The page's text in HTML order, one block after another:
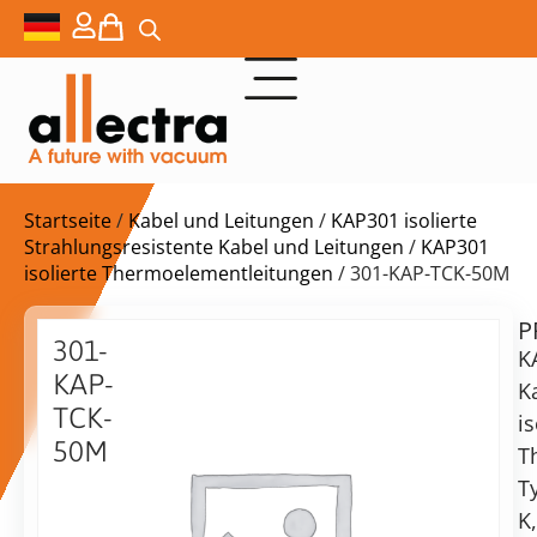
Startseite/ Kabel und Leitungen / KAP301 isolierte
Strahlungsresistente Kabel und Leitungen / KAP301
isolierte Thermoelementleitungen / 301-KAP-TCK-50M
301-
KAP-
TCK-
50M
$
Lieferzeit:
K,